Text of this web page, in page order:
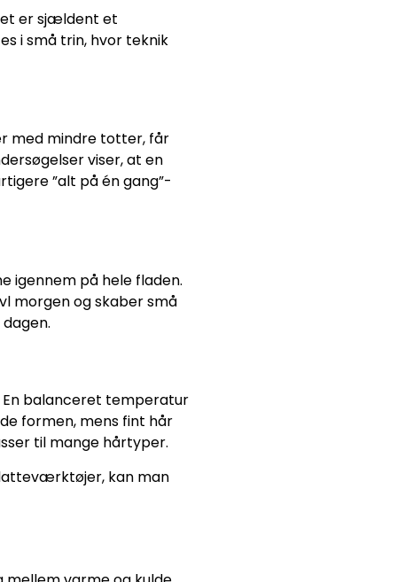
er sjældent et
i små trin, hvor teknik
med mindre totter, får
viser, at en
”alt på én gang”-
igennem på hele fladen.
morgen og skaber små
En balanceret temperatur
formen, mens fint hår
til mange hårtyper.
kan man